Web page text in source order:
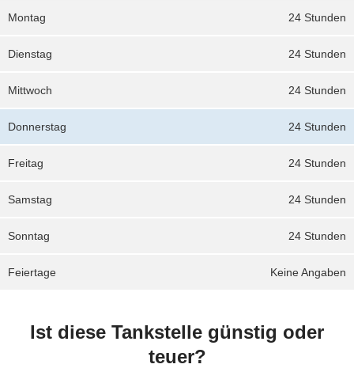
24 Stunden
Montag
24 Stunden
Dienstag
24 Stunden
Mittwoch
24 Stunden
Donnerstag
24 Stunden
Freitag
24 Stunden
Samstag
24 Stunden
Sonntag
Keine Angaben
Feiertage
Ist diese Tankstelle günstig oder
teuer?